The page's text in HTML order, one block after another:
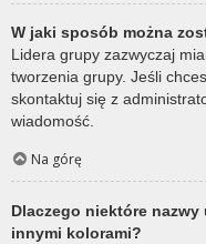
W jaki sposób można
Lidera grupy zazwyczaj
tworzenia grupy. Jeśli
skontaktuj się z
wiadomość.
Na górę
Dlaczego niektóre
innymi kolorami?